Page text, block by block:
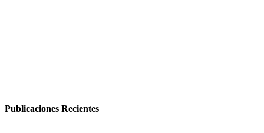
Publicaciones Recientes